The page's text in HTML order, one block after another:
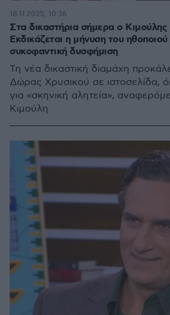
Στα δικαστήρια σήμερα ο
Εκδικάζεται η μήνυση του ηθοποιού
συκοφαντική δυσφήμιση
Τη νέα δικαστική διαμάχη
Δώρας Χρυσικού σε ιστοσελίδα,
για «σκηνική αλητεία»,
Κιμούλη
18.11.2025, 10:36